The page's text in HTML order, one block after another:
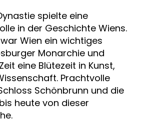
spielte eine
in der Geschichte Wiens.
war Wien ein wichtiges
Monarchie und
eine Blütezeit in Kunst,
Prachtvolle
Schönbrunn und die
heute von dieser